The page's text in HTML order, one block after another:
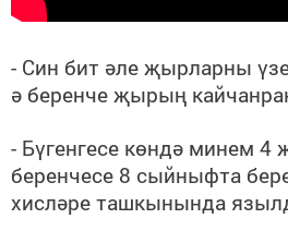
- Син бит әле җырларны
ә беренче җырың
- Бүгенгесе көндә минем
беренчесе 8 сыйныфта
хисләре ташкынында